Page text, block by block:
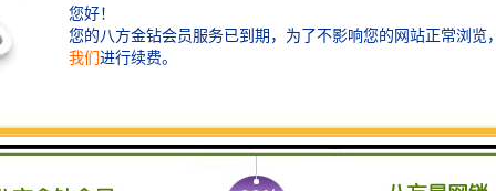
30万㎡商务集群，启幕龙华CBD时代
总建面：约5万㎡
层高：4.2m
电梯数量：6部